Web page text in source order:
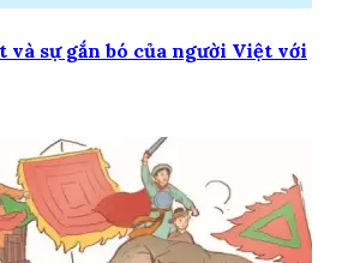
và sự gắn bó của người Việt với